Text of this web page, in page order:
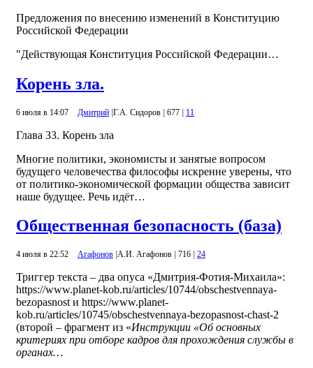
Предложения по внесению изменений в Конституцию
Российской Федерации
"Действующая Конституция Российской Федерации…
Корень зла.
6 июля в 14:07 Дмитрий |Г.А. Сидоров | 677 | 11
Глава 33. Корень зла
Многие политики, экономисты и занятые вопросом
будущего человечества философы искренне уверены, что
от политико-экономической формации общества зависит
наше будущее. Речь идёт…
Общественная безопасность (база)
4 июля в 22:52 Агафонов А.И. Агафонов 716 24
Триггер текста – два опуса «Дмитрия-Фотия-Михаила»:
https://www.planet-kob.ru/articles/10744/obschestvennaya-
bezopasnost и https://www.planet-
kob.ru/articles/10745/obschestvennaya-bezopasnost-chast-2
(второй – фрагмент из «Инструкции «Об основных
критериях при отборе кадров для прохождения службы в
органах…